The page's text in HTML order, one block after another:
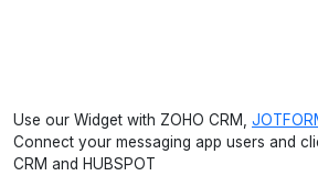
Use our Widget with ZOHO CRM,
Connect your messaging app users and
CRM and HUBSPOT